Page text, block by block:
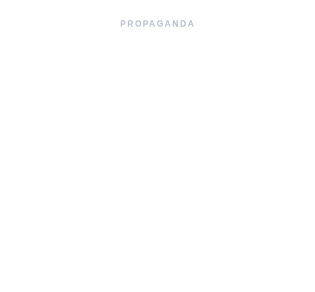
PROPAGANDA